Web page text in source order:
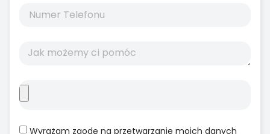
Wyrażam zgodę na przetwarzanie moich danych